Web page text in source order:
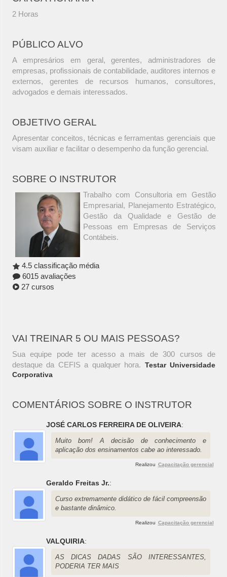
2 Horas
PÚBLICO ALVO
A empresários em geral, gerentes, administradores de
empresas, profissionais de contabilidade, auditores internos e
externos, gerentes de recursos humanos, consultores,
advogados e demais interessados.
OBJETIVO GERAL
Apresentar conceitos, técnicas e ferramentas gerenciais que
visam auxiliar e facilitar o desempenho da função gerencial.
SOBRE O INSTRUTOR
Trabalho com Consultoria em Gestão
Empresarial, Planejamento Estratégico,
Gestão da Qualidade e Gestão de
Pessoas em Empresas de Serviços
Contábeis.
4.5 classificação média
6015 avaliações
27 cursos
VAI TREINAR 5 OU MAIS PESSOAS?
Sua equipe pode ter acesso a mais de 300 cursos de
destaque da CEFIS a qualquer hora. Testar Universidade
Corporativa
COMENTÁRIOS SOBRE O INSTRUTOR
JOSÉ CARLOS FERREIRA DE OLIVEIRA:
Muito bom! A decisão de conhecimento e
aplicação dos ensinamentos cabe ao interessado.
Realizou Capacitação gerencial
Geraldo Freitas Jr.:
Curso extremamente didático de fácil compreensão
e bastante dinâmico.
Realizou Capacitação gerencial
VALQUIRIA:
AS DICAS DADAS SÃO INTERESSANTES,
PODERIA TER MAIS